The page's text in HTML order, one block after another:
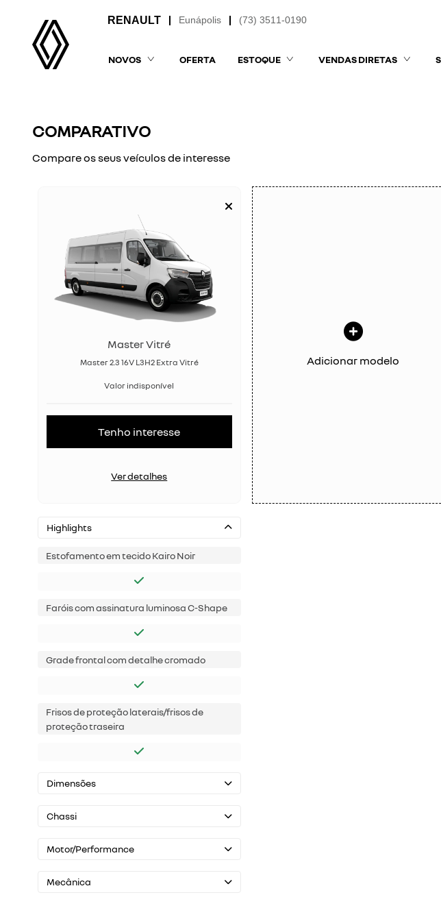
(73) 3511-0190
Eunápolis
NOVOS OFERTA ESTOQUE VENDAS DIRETAS
COMPARATIVO
Compare os seus veículos de interesse
Master Vitré
Master 2.3 16V L3H2 Extra Vitré
Valor indisponível
Tenho interesse
Ver detalhes
Adicionar modelo
Highlights
Estofamento em tecido Kairo Noir
Faróis com assinatura luminosa C-Shape
Grade frontal com detalhe cromado
Frisos de proteção laterais/frisos de
proteção traseira
Dimensões
Chassi
Motor/Performance
Mecânica